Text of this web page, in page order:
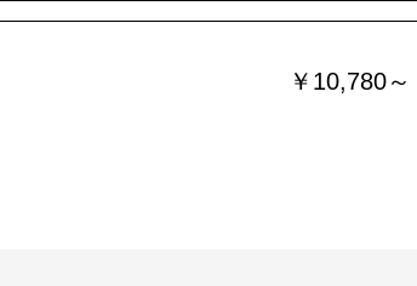
￥10,780～